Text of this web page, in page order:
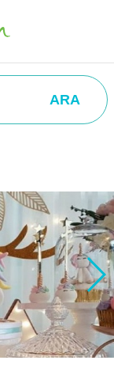
ARA